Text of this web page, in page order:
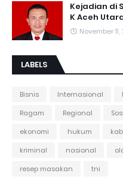
Kejadian di
K Aceh
November
LABELS
Bisnis Internasional
Ragam
Regional
ekonomi
hukum
kriminal
nasional
resep masakan
tni